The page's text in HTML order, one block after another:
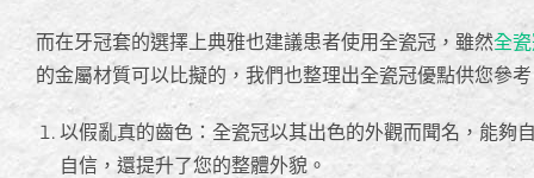
而在牙冠套的選擇上典雅也建議患者使用全瓷冠，雖然全
的金屬材質可以比擬的，我們也整理出全瓷冠優點供您參考
以假亂真的齒色：全瓷冠以其出色的外觀而聞名，能夠
自信，還提升了您的整體外貌。